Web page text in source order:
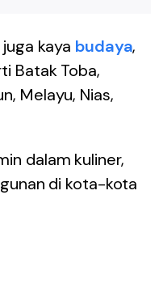
kaya budaya,
Batak Toba,
Melayu, Nias,
dalam kuliner,
di kota-kota